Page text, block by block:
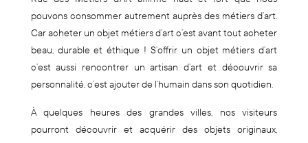
pouvons consommer autrement auprès des métiers d’art.
Car acheter un objet métiers d’art c’est avant tout acheter
beau, durable et éthique ! S’offrir un objet métiers d’art
c’est aussi rencontrer un artisan d’art et découvrir sa
personnalité, c’est ajouter de l’humain dans son quotidien.
À quelques heures des grandes villes, nos visiteurs
pourront découvrir et acquérir des objets originaux,